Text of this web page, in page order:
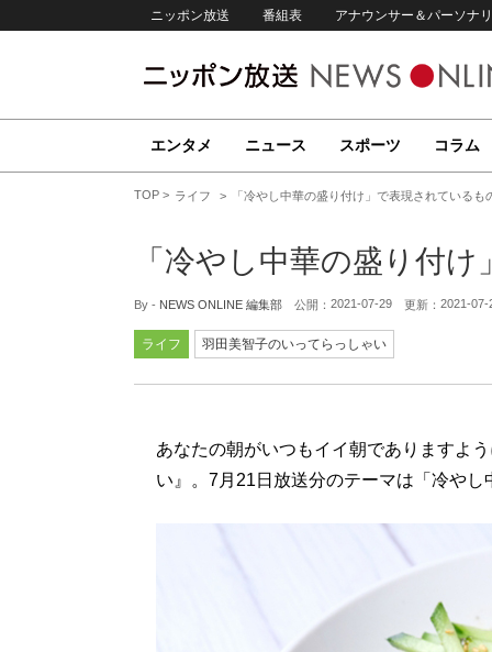
ニッポン放送 番組表 アナウンサー＆パーソナ
エンタメ ニュース スポーツ コラム
TOP ライフ 「冷やし中華の盛り付け」で表現されているも
「冷やし中華の盛り付
By - NEWS ONLINE 編集部 公開： 2021-07-29 更新： 2021-07-
ライフ 羽田美智子のいってらっしゃい
あなたの朝がいつもイイ朝でありますよ
い』。7月21日放送分のテーマは「冷やし